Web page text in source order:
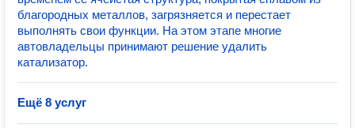
благородных металлов, загрязняется и перестает
выполнять свои функции. На этом этапе многие
автовладельцы принимают решение удалить
катализатор.
Ещё 8 услуг